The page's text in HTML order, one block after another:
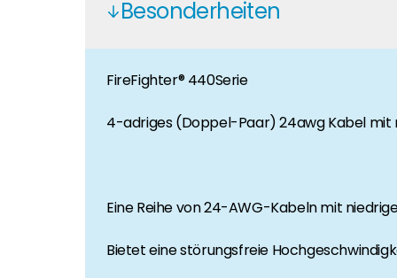
Karriere
Hauseigentümer
Besonderheiten
FireFighter® 440Serie
4-adriges (Doppel-Paar) 24awg Kabel mit
Eine Reihe von 24-AWG-Kabeln mit
Bietet eine störungsfreie